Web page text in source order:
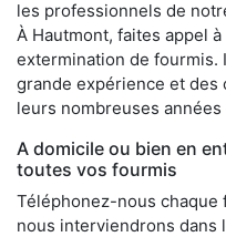
les professionnels de
À Hautmont, faites appel
extermination de
grande expérience et des
leurs nombreuses
A domicile ou bien en
toutes vos fourmis
Téléphonez-nous
nous interviendrons dans